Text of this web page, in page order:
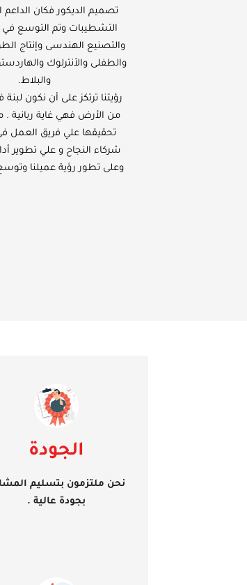
تصميم الديكور فكان الداعم
والتصنيع الهندسى وإنتاج
والطفلى والأنترلوك
والبلاط.
رؤيتنا ترتكز على أن نكون
من الأرض فهي غاية ربانية
تحقيقها علي فريق العمل
شركاء النجاح و علي تطوير
وعلى تطور رؤية عميلنا
الجودة
نحن ملتزمون بتسليم
بجودة عالية .